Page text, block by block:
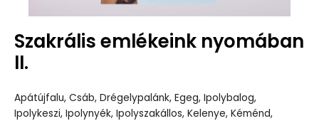
Szakrális emlékeink nyomában
II.
Apátújfalu, Csáb, Drégelypalánk, Egeg, Ipolybalog,
Ipolykeszi, Ipolynyék, Ipolyszakállos, Kelenye, Kéménd,